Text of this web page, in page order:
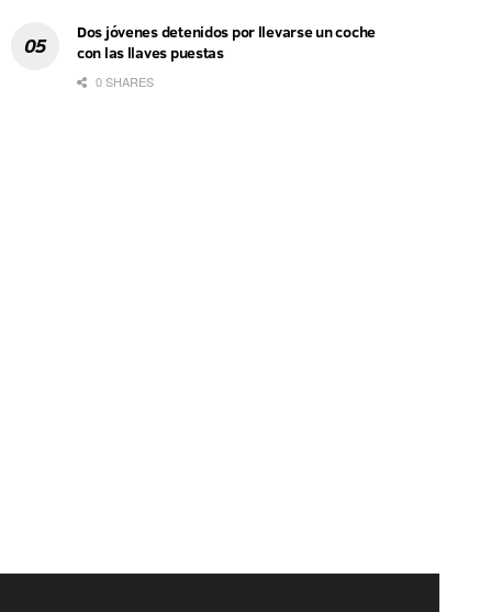
Dos jóvenes detenidos por llevarse un coche
con las llaves puestas
0 SHARES